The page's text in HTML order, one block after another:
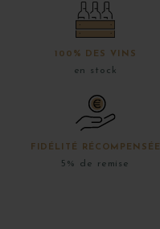
100% DES VINS
en stock
FIDÉLITÉ RÉCOMPENSÉE
5% de remise